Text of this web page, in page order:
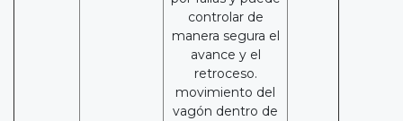
controlar de
manera segura el
avance y el
retroceso.
movimiento del
vagón dentro de